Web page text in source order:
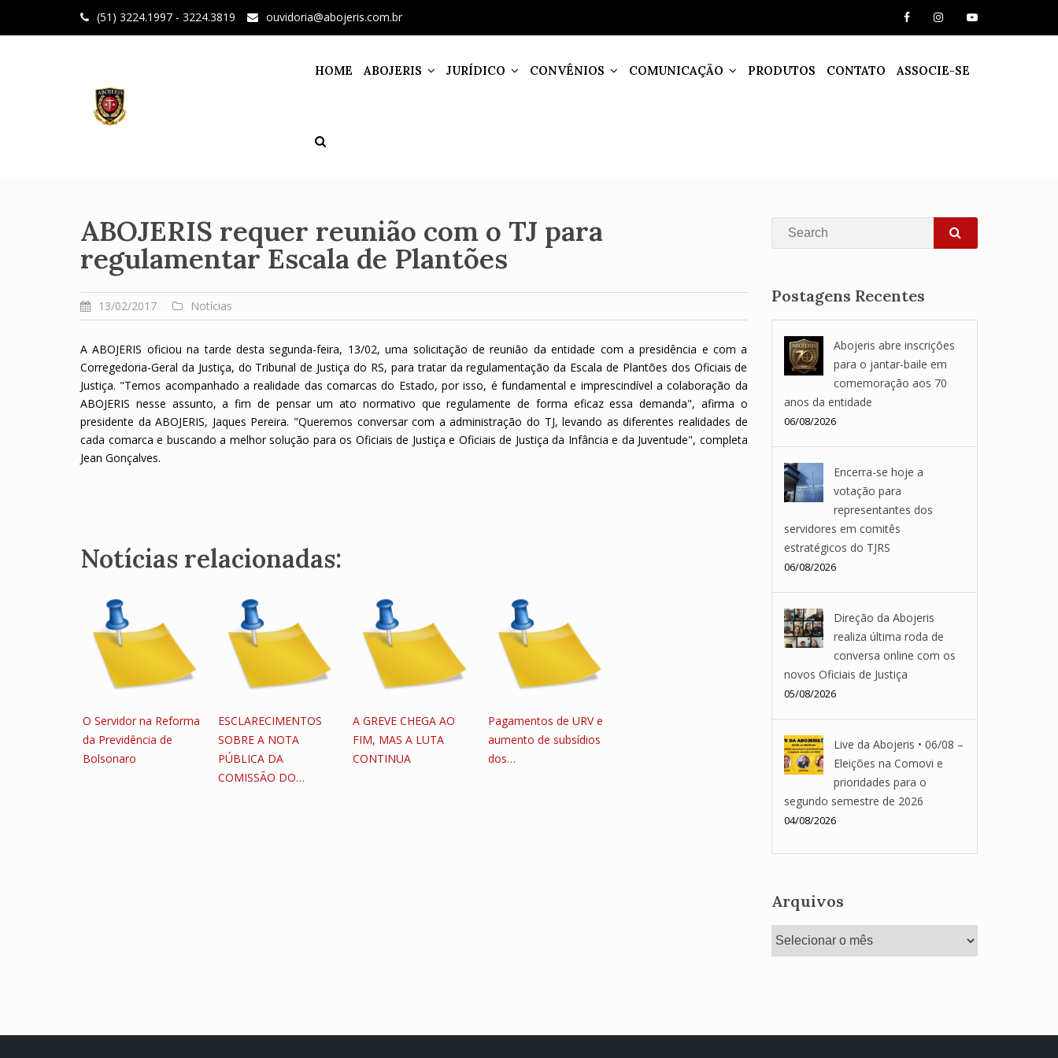
(51) 3224.1997 - 3224.3819 ouvidoria@abojeris.com.br
HOME ABOJERIS JURÍDICO CONVÊNIOS COMUNICAÇÃO PRODUTOS CONTATO ASSOCIE-SE
ABOJERIS requer reunião com o TJ para
regulamentar Escala de Plantões
13/02/2017 Notícias
A ABOJERIS oficiou na tarde desta segunda-feira, 13/02, uma solicitação de reunião da entidade com a presidência e com a
Corregedoria-Geral da Justiça, do Tribunal de Justiça do RS, para tratar da regulamentação da Escala de Plantões dos Oficiais de
Justiça. "Temos acompanhado a realidade das comarcas do Estado, por isso, é fundamental e imprescindível a colaboração da
ABOJERIS nesse assunto, a fim de pensar um ato normativo que regulamente de forma eficaz essa demanda", afirma o
presidente da ABOJERIS, Jaques Pereira. "Queremos conversar com a administração do TJ, levando as diferentes realidades de
cada comarca e buscando a melhor solução para os Oficiais de Justiça e Oficiais de Justiça da Infância e da Juventude", completa
Jean Gonçalves.
Notícias relacionadas:
O Servidor na Reforma
da Previdência de
Bolsonaro
ESCLARECIMENTOS
SOBRE A NOTA
PÚBLICA DA
COMISSÃO DO…
A GREVE CHEGA AO
FIM, MAS A LUTA
CONTINUA
Pagamentos de URV e
aumento de subsídios
dos…
Search
SEARCH
Postagens Recentes
Abojeris abre inscrições
para o jantar-baile em
comemoração aos 70
anos da entidade
06/08/2026
Encerra-se hoje a
votação para
representantes dos
servidores em comitês
estratégicos do TJRS
06/08/2026
Direção da Abojeris
realiza última roda de
conversa online com os
novos Oficiais de Justiça
05/08/2026
Live da Abojeris • 06/08 –
Eleições na Comovi e
prioridades para o
segundo semestre de 2026
04/08/2026
Arquivos
Arquivos